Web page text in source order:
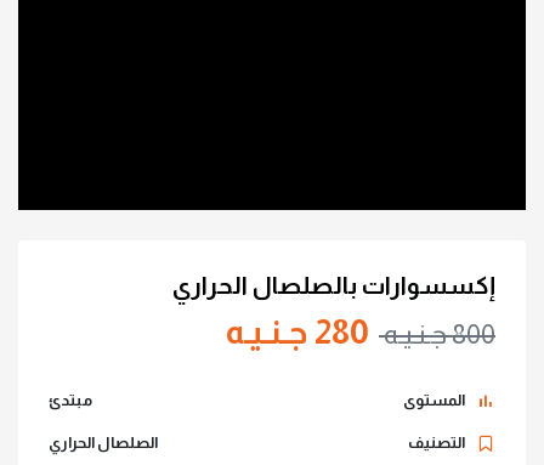
إكسسوارات بالصلصال الحراري
800 جـنـيـه 280 جـنـيـه
المستوى مبتدئ
التصنيف الصلصال الحراري